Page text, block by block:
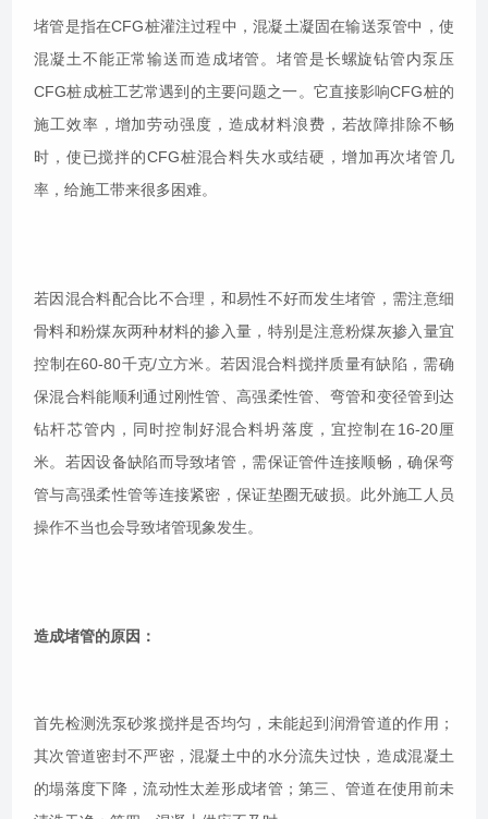
堵管是指在CFG桩灌注过程中，混凝土凝固在输送泵管中，使
混凝土不能正常输送而造成堵管。堵管是长螺旋钻管内泵压
CFG桩成桩工艺常遇到的主要问题之一。它直接影响CFG桩的
施工效率，增加劳动强度，造成材料浪费，若故障排除不畅
时，使已搅拌的CFG桩混合料失水或结硬，增加再次堵管几
率，给施工带来很多困难。
若因混合料配合比不合理，和易性不好而发生堵管，需注意细
骨料和粉煤灰两种材料的掺入量，特别是注意粉煤灰掺入量宜
控制在60-80千克/立方米。若因混合料搅拌质量有缺陷，需确
保混合料能顺利通过刚性管、高强柔性管、弯管和变径管到达
钻杆芯管内，同时控制好混合料坍落度，宜控制在16-20厘
米。若因设备缺陷而导致堵管，需保证管件连接顺畅，确保弯
管与高强柔性管等连接紧密，保证垫圈无破损。此外施工人员
操作不当也会导致堵管现象发生。
造成堵管的原因：
首先检测洗泵砂浆搅拌是否均匀，未能起到润滑管道的作用；
其次管道密封不严密，混凝土中的水分流失过快，造成混凝土
的塌落度下降，流动性太差形成堵管；第三、管道在使用前未